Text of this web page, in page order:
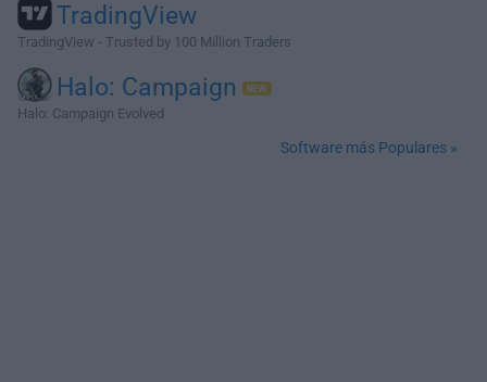
TradingView
TradingView - Trusted by 100 Million Traders
Halo: Campaign
Halo: Campaign Evolved
Software más Populares »